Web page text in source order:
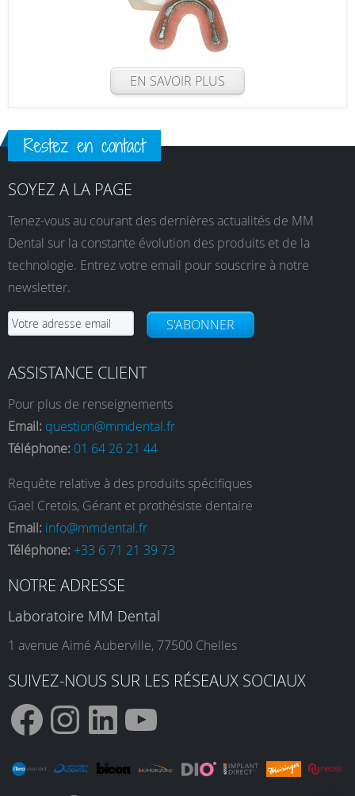
EN SAVOIR PLUS
Restez en contact
SOYEZ A LA PAGE
Tenez-vous au courant des dernières actualités de MM
Dental sur la constante évolution des produits et de la
technologie. Entrez votre email pour souscrire à notre
newsletter.
S'ABONNER
ASSISTANCE CLIENT
Pour plus de renseignements
Email: question@mmdental.fr
Téléphone: 01 64 26 21 44
Requête relative à des produits spécifiques
Gael Cretois, Gérant et prothésiste dentaire
Email: info@mmdental.fr
Téléphone: +33 6 71 21 39 73
NOTRE ADRESSE
Laboratoire MM Dental
1 avenue Aimé Auberville, 77500 Chelles
SUIVEZ-NOUS SUR LES RÉSEAUX SOCIAUX
F I
L Y